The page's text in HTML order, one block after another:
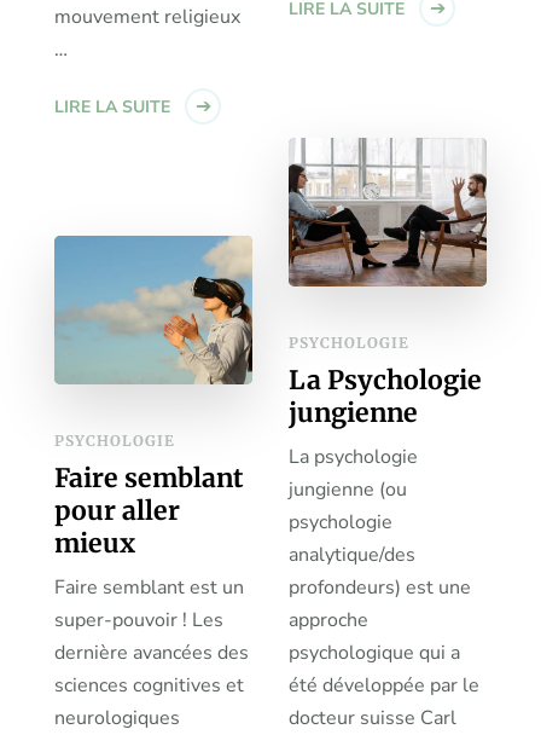
mouvement religieux
…
LIRE LA SUITE
LIRE LA SUITE
PSYCHOLOGIE
La Psychologie
jungienne
La psychologie
jungienne (ou
psychologie
analytique/des
profondeurs) est une
approche
psychologique qui a
été développée par le
docteur suisse Carl
PSYCHOLOGIE
Faire semblant
pour aller
mieux
Faire semblant est un
super-pouvoir ! Les
dernière avancées des
sciences cognitives et
neurologiques